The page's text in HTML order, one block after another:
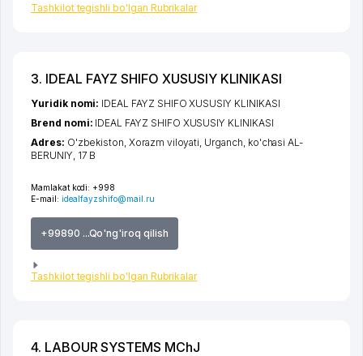
Tashkilot tegishli bo'lgan Rubrikalar
3. IDEAL FAYZ SHIFO XUSUSIY KLINIKASI
Mamlakat kodi: +998
E-mail: idealfayzshifo@mail.ru
+99890 ...Qo'ng'iroq qilish
Tashkilot tegishli bo'lgan Rubrikalar
Yuridik nomi: IDEAL FAYZ SHIFO XUSUSIY KLINIKASI
Brend nomi: IDEAL FAYZ SHIFO XUSUSIY KLINIKASI
Adres: O'zbekiston,Xorazm viloyati, Urganch, ko'chasi AL-
BERUNIY, 17 B
4. LABOUR SYSTEMS MChJ